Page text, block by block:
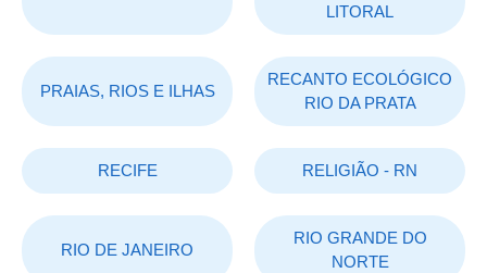
LITORAL
PRAIAS, RIOS E ILHAS
RECANTO ECOLÓGICO
RIO DA PRATA
RECIFE RELIGIÃO - RN
RIO DE JANEIRO
RIO GRANDE DO
NORTE